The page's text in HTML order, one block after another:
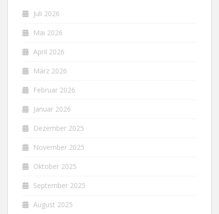
Juli 2026
Mai 2026
April 2026
März 2026
Februar 2026
Januar 2026
Dezember 2025
November 2025
Oktober 2025
September 2025
August 2025